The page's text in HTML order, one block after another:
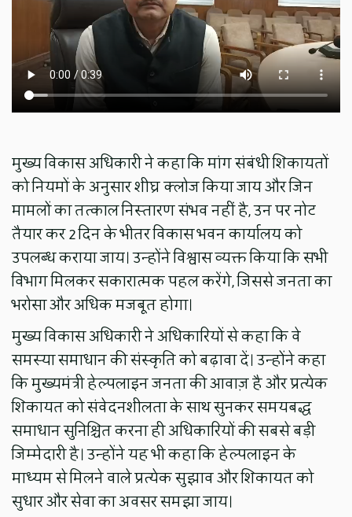
मुख्य विकास अधिकारी ने कहा कि मांग संबंधी शिकायतों
को नियमों के अनुसार शीघ्र क्लोज किया जाय और जिन
मामलों का तत्काल निस्तारण संभव नहीं है, उन पर नोट
तैयार कर 2 दिन के भीतर विकास भवन कार्यालय को
उपलब्ध कराया जाय। उन्होंने विश्वास व्यक्त किया कि सभी
विभाग मिलकर सकारात्मक पहल करेंगे, जिससे जनता का
भरोसा और अधिक मजबूत होगा।
मुख्य विकास अधिकारी ने अधिकारियों से कहा कि वे
समस्या समाधान की संस्कृति को बढ़ावा दें। उन्होंने कहा
कि मुख्यमंत्री हेल्पलाइन जनता की आवाज़ है और प्रत्येक
शिकायत को संवेदनशीलता के साथ सुनकर समयबद्ध
समाधान सुनिश्चित करना ही अधिकारियों की सबसे बड़ी
जिम्मेदारी है। उन्होंने यह भी कहा कि हेल्पलाइन के
माध्यम से मिलने वाले प्रत्येक सुझाव और शिकायत को
सुधार और सेवा का अवसर समझा जाय।